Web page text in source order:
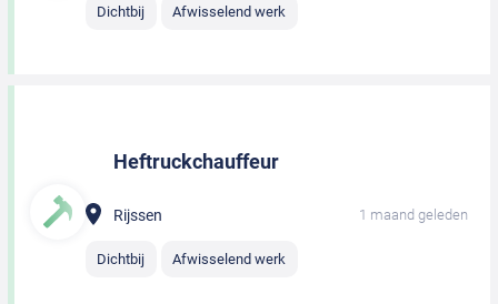
Dichtbij Afwisselend werk
Heftruckchauffeur
Rijssen 1 maand geleden
Dichtbij Afwisselend werk